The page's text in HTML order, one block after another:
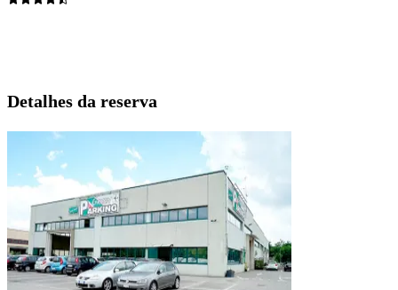
Detalhes da reserva